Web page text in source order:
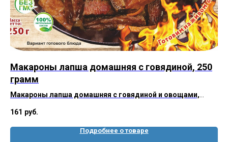
Макароны лапша домашняя с говядиной, 250
грамм
Макароны лапша домашняя с говядиной и овощами,
Артикул 531
161 руб.
Подробнее о товаре